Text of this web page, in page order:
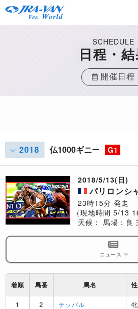
SCHEDULE
日程・
開催日程
2018 仏1000ギニー G1
2018/5/13(日)
パリロンシ
23時15分 発走
（現地時間 5/13
天候： 馬場：良
ニュース
着順 馬番 馬名 性
1 2 テッパル 牝